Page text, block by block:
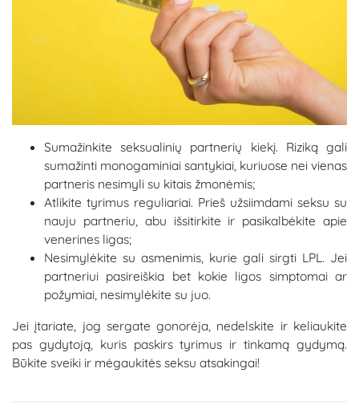
Sumažinkite seksualinių partnerių kiekį. Riziką gali
sumažinti monogaminiai santykiai, kuriuose nei vienas
partneris nesimyli su kitais žmonėmis;
Atlikite tyrimus reguliariai. Prieš užsiimdami seksu su
nauju partneriu, abu išsitirkite ir pasikalbėkite apie
venerines ligas;
Nesimylėkite su asmenimis, kurie gali sirgti LPL. Jei
partneriui pasireiškia bet kokie ligos simptomai ar
požymiai, nesimylėkite su juo.
Jei įtariate, jog sergate gonorėja, nedelskite ir keliaukite
pas gydytoją, kuris paskirs tyrimus ir tinkamą gydymą.
Būkite sveiki ir mėgaukitės seksu atsakingai!